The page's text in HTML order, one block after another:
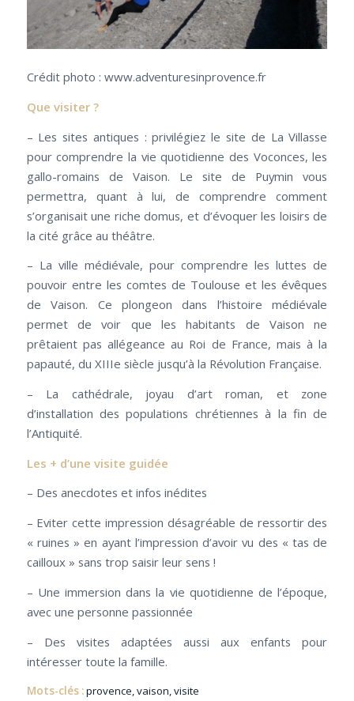
Crédit photo : www.adventuresinprovence.fr
Que visiter ?
– Les sites antiques : privilégiez le site de La Villasse
pour comprendre la vie quotidienne des Voconces, les
gallo-romains de Vaison. Le site de Puymin vous
permettra, quant à lui, de comprendre comment
s’organisait une riche domus, et d’évoquer les loisirs de
la cité grâce au théâtre.
– La ville médiévale, pour comprendre les luttes de
pouvoir entre les comtes de Toulouse et les évêques
de Vaison. Ce plongeon dans l’histoire médiévale
permet de voir que les habitants de Vaison ne
prêtaient pas allégeance au Roi de France, mais à la
papauté, du XIIIe siècle jusqu’à la Révolution Française.
– La cathédrale, joyau d’art roman, et zone
d’installation des populations chrétiennes à la fin de
l’Antiquité.
Les + d’une visite guidée
– Des anecdotes et infos inédites
– Eviter cette impression désagréable de ressortir des
« ruines » en ayant l’impression d’avoir vu des « tas de
cailloux » sans trop saisir leur sens !
– Une immersion dans la vie quotidienne de l’époque,
avec une personne passionnée
– Des visites adaptées aussi aux enfants pour
intéresser toute la famille.
Mots-clés :provence,vaison,visite